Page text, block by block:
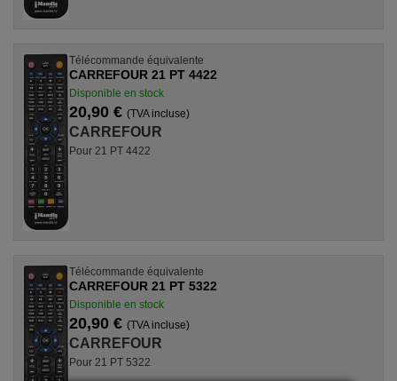
Télécommande équivalente
CARREFOUR 21 PT 4422
Disponible en stock
20,90 € (TVA incluse)
CARREFOUR
Pour 21 PT 4422
Télécommande équivalente
CARREFOUR 21 PT 5322
Disponible en stock
20,90 € (TVA incluse)
CARREFOUR
Pour 21 PT 5322